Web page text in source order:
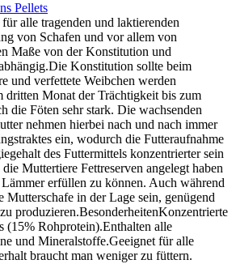
Pellets
alle tragenden und laktierenden
von Schafen und vor allem von
Maße von der Konstitution und
Konstitution sollte beim
und verfettete Weibchen werden
dritten Monat der Trächtigkeit bis zum
die Föten sehr stark. Die wachsenden
nehmen hierbei nach und nach immer
ein, wodurch die Futteraufnahme
des Futtermittels konzentrierter sein
Muttertiere Fettreserven angelegt haben
erfüllen zu können. Auch während
Mutterschafe in der Lage sein, genügend
produzieren.BesonderheitenKonzentrierte
(15% Rohprotein).Enthalten alle
und Mineralstoffe.Geeignet für alle
braucht man weniger zu füttern.